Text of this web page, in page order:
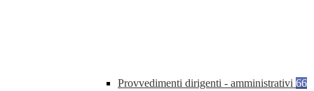
Provvedimenti dirigenti - amministrativi 66